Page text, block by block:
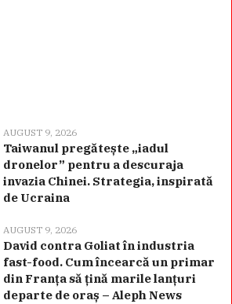
AUGUST 9, 2026
Taiwanul pregătește „iadul
dronelor” pentru a descuraja
invazia Chinei. Strategia, inspirată
de Ucraina
AUGUST 9, 2026
David contra Goliat în industria
fast-food. Cum încearcă un primar
din Franța să țină marile lanțuri
departe de oraș – Aleph News